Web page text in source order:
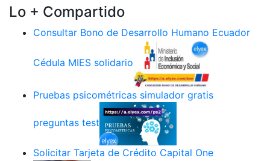
Lo + Compartido
Consultar Bono de Desarrollo Humano Ecuador
Cédula MIES solidario
Pruebas psicométricas simulador gratis
preguntas test
Solicitar Tarjeta de Crédito Capital One